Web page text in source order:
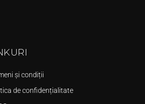
și condiții
de confidențialitate